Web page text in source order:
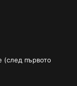
(след първото